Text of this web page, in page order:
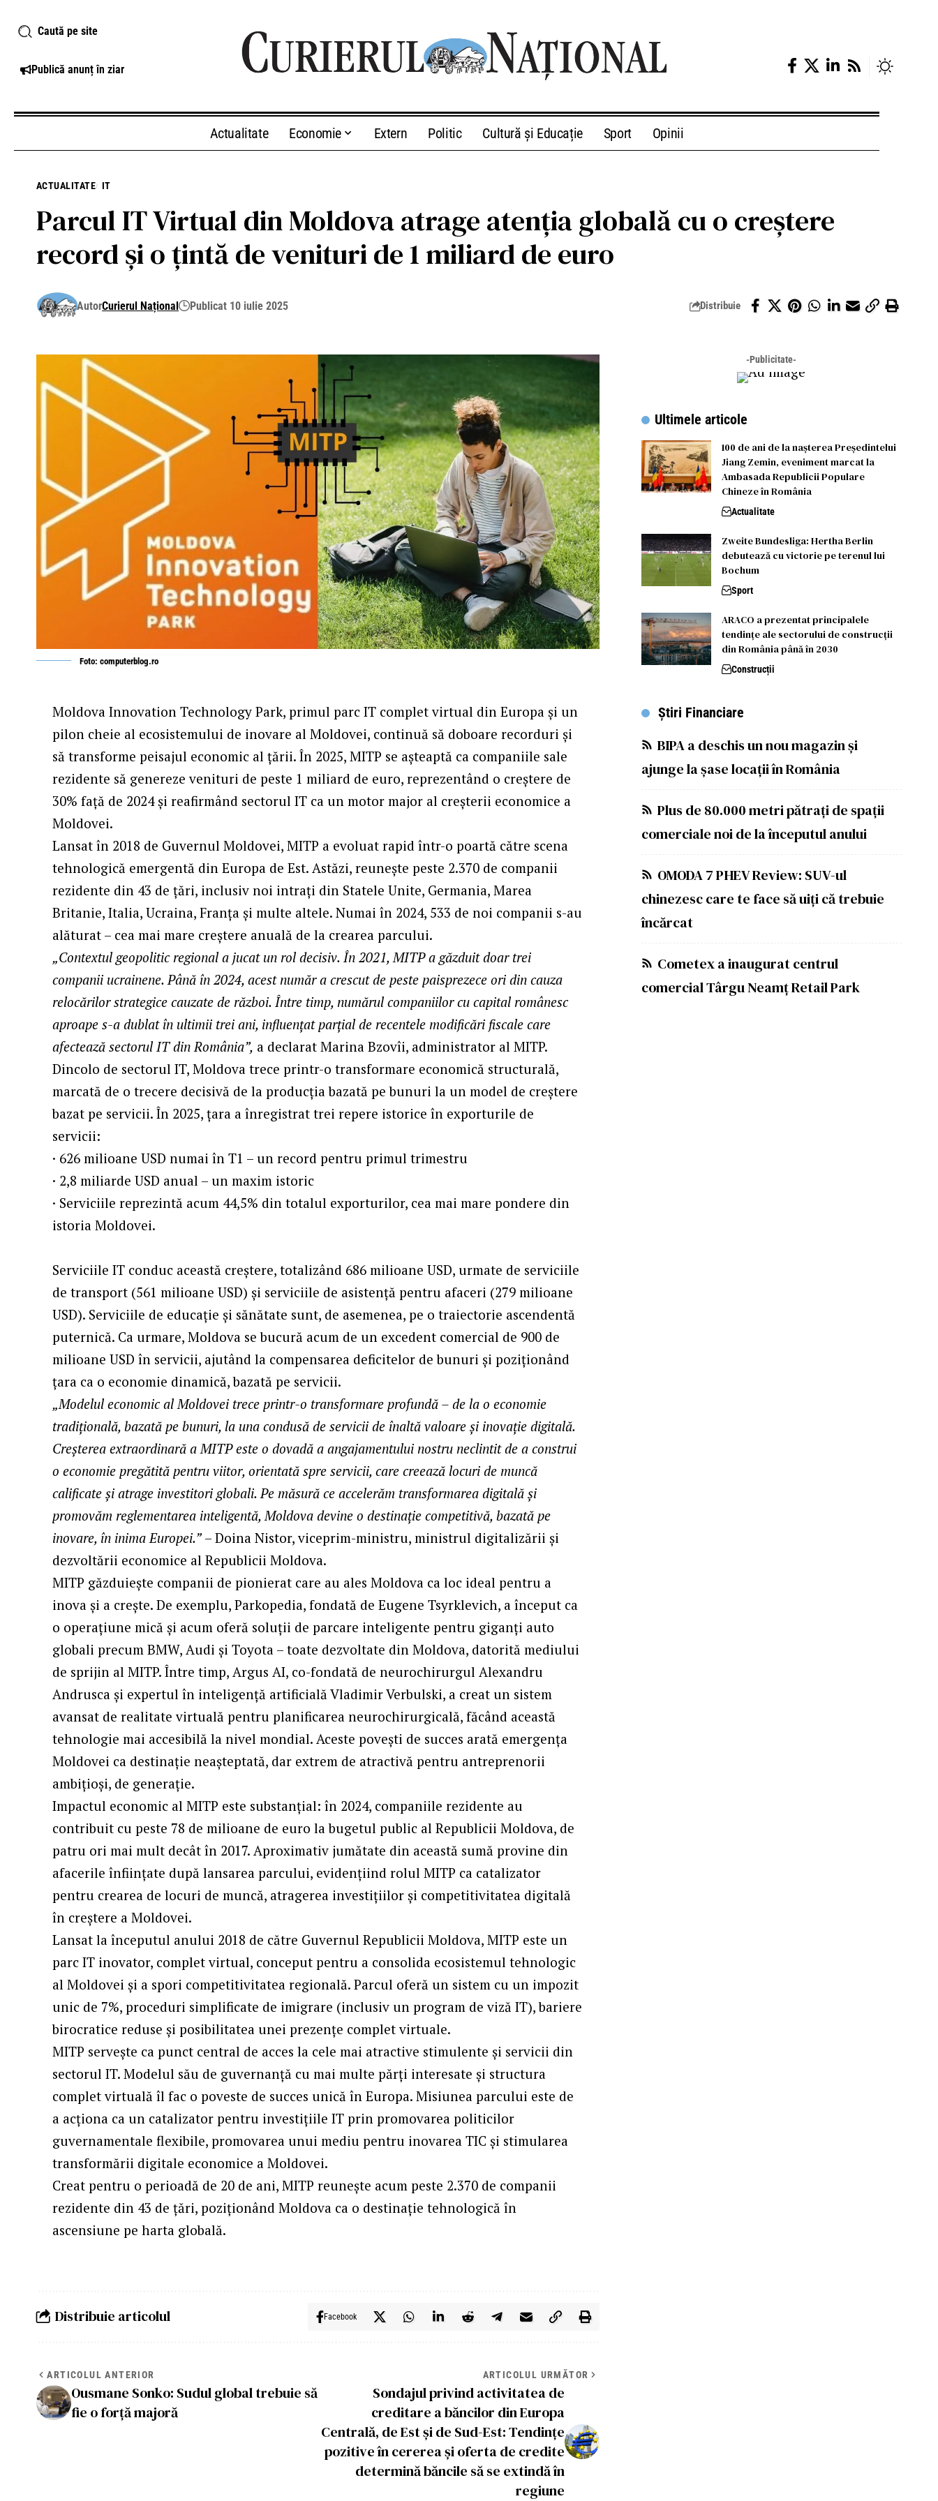
Caută pe site
Publică anunț în ziar
Actualitate Economie Extern Politic Cultură și Educație Sport Opinii
ACTUALITATE IT
Parcul IT Virtual din Moldova atrage atenția globală cu o creștere
record și o țintă de venituri de 1 miliard de euro
AutorCurierul Național Publicat 10 iulie 2025 Distribuie
Foto: computerblog.ro
Moldova Innovation Technology Park, primul parc IT complet virtual din Europa și un
pilon cheie al ecosistemului de inovare al Moldovei, continuă să doboare recorduri și
să transforme peisajul economic al țării. În 2025, MITP se așteaptă ca companiile sale
rezidente să genereze venituri de peste 1 miliard de euro, reprezentând o creștere de
30% față de 2024 și reafirmând sectorul IT ca un motor major al creșterii economice a
Moldovei.
Lansat în 2018 de Guvernul Moldovei, MITP a evoluat rapid într-o poartă către scena
tehnologică emergentă din Europa de Est. Astăzi, reunește peste 2.370 de companii
rezidente din 43 de țări, inclusiv noi intrați din Statele Unite, Germania, Marea
Britanie, Italia, Ucraina, Franța și multe altele. Numai în 2024, 533 de noi companii s-au
alăturat – cea mai mare creștere anuală de la crearea parcului.
„Contextul geopolitic regional a jucat un rol decisiv. În 2021, MITP a găzduit doar trei
companii ucrainene. Până în 2024, acest număr a crescut de peste paisprezece ori din cauza
relocărilor strategice cauzate de război. Între timp, numărul companiilor cu capital românesc
aproape s-a dublat în ultimii trei ani, influențat parțial de recentele modificări fiscale care
afectează sectorul IT din România”, a declarat Marina Bzovîi, administrator al MITP.
Dincolo de sectorul IT, Moldova trece printr-o transformare economică structurală,
marcată de o trecere decisivă de la producția bazată pe bunuri la un model de creștere
bazat pe servicii. În 2025, țara a înregistrat trei repere istorice în exporturile de
servicii:
· 626 milioane USD numai în T1 – un record pentru primul trimestru
· 2,8 miliarde USD anual – un maxim istoric
· Serviciile reprezintă acum 44,5% din totalul exporturilor, cea mai mare pondere din
istoria Moldovei.
Serviciile IT conduc această creștere, totalizând 686 milioane USD, urmate de serviciile
de transport (561 milioane USD) și serviciile de asistență pentru afaceri (279 milioane
USD). Serviciile de educație și sănătate sunt, de asemenea, pe o traiectorie ascendentă
puternică. Ca urmare, Moldova se bucură acum de un excedent comercial de 900 de
milioane USD în servicii, ajutând la compensarea deficitelor de bunuri și poziționând
țara ca o economie dinamică, bazată pe servicii.
„Modelul economic al Moldovei trece printr-o transformare profundă – de la o economie
tradițională, bazată pe bunuri, la una condusă de servicii de înaltă valoare și inovație digitală.
Creșterea extraordinară a MITP este o dovadă a angajamentului nostru neclintit de a construi
o economie pregătită pentru viitor, orientată spre servicii, care creează locuri de muncă
calificate și atrage investitori globali. Pe măsură ce accelerăm transformarea digitală și
promovăm reglementarea inteligentă, Moldova devine o destinație competitivă, bazată pe
inovare, în inima Europei.”– Doina Nistor, viceprim-ministru, ministrul digitalizării și
dezvoltării economice al Republicii Moldova.
MITP găzduiește companii de pionierat care au ales Moldova ca loc ideal pentru a
inova și a crește. De exemplu, Parkopedia, fondată de Eugene Tsyrklevich, a început ca
o operațiune mică și acum oferă soluții de parcare inteligente pentru giganți auto
globali precum BMW, Audi și Toyota – toate dezvoltate din Moldova, datorită mediului
de sprijin al MITP. Între timp, Argus AI, co-fondată de neurochirurgul Alexandru
Andrusca și expertul în inteligență artificială Vladimir Verbulski, a creat un sistem
avansat de realitate virtuală pentru planificarea neurochirurgicală, făcând această
tehnologie mai accesibilă la nivel mondial. Aceste povești de succes arată emergența
Moldovei ca destinație neașteptată, dar extrem de atractivă pentru antreprenorii
ambițioși, de generație.
Impactul economic al MITP este substanțial: în 2024, companiile rezidente au
contribuit cu peste 78 de milioane de euro la bugetul public al Republicii Moldova, de
patru ori mai mult decât în 2017. Aproximativ jumătate din această sumă provine din
afacerile înființate după lansarea parcului, evidențiind rolul MITP ca catalizator
pentru crearea de locuri de muncă, atragerea investițiilor și competitivitatea digitală
în creștere a Moldovei.
Lansat la începutul anului 2018 de către Guvernul Republicii Moldova, MITP este un
parc IT inovator, complet virtual, conceput pentru a consolida ecosistemul tehnologic
al Moldovei și a spori competitivitatea regională. Parcul oferă un sistem cu un impozit
unic de 7%, proceduri simplificate de imigrare (inclusiv un program de viză IT), bariere
birocratice reduse și posibilitatea unei prezențe complet virtuale.
MITP servește ca punct central de acces la cele mai atractive stimulente și servicii din
sectorul IT. Modelul său de guvernanță cu mai multe părți interesate și structura
complet virtuală îl fac o poveste de succes unică în Europa. Misiunea parcului este de
a acționa ca un catalizator pentru investițiile IT prin promovarea politicilor
guvernamentale flexibile, promovarea unui mediu pentru inovarea TIC și stimularea
transformării digitale economice a Moldovei.
Creat pentru o perioadă de 20 de ani, MITP reunește acum peste 2.370 de companii
rezidente din 43 de țări, poziționând Moldova ca o destinație tehnologică în
ascensiune pe harta globală.
Distribuie articolul Facebook
ARTICOLUL ANTERIOR
Ousmane Sonko: Sudul global trebuie să
fie o forță majoră
ARTICOLUL URMĂTOR
Sondajul privind activitatea de
creditare a băncilor din Europa
Centrală, de Est și de Sud-Est: Tendințe
pozitive în cererea și oferta de credite
determină băncile să se extindă în
regiune
-Publicitate-
Ultimele articole
100 de ani de la nașterea Președintelui
Jiang Zemin, eveniment marcat la
Ambasada Republicii Populare
Chineze în România
Actualitate
Zweite Bundesliga: Hertha Berlin
debutează cu victorie pe terenul lui
Bochum
Sport
ARACO a prezentat principalele
tendințe ale sectorului de construcții
din România până în 2030
Construcții
Știri Financiare
BIPA a deschis un nou magazin și
ajunge la șase locații în România
Plus de 80.000 metri pătrați de spații
comerciale noi de la începutul anului
OMODA 7 PHEV Review: SUV-ul
chinezesc care te face să uiți că trebuie
încărcat
Cometex a inaugurat centrul
comercial Târgu Neamț Retail Park